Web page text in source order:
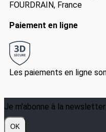
FOURDRAIN, France
Paiement en ligne
Les paiements en ligne
Je m'abonne à la newsletter
OK